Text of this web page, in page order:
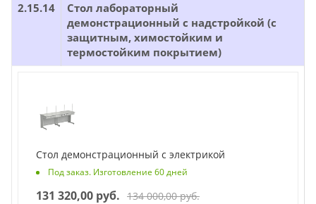
2.15.14
Стол лабораторный
демонстрационный с надстройкой (с
защитным, химостойким и
термостойким покрытием)
Стол демонстрационный с электрикой
Под заказ. Изготовление 60 дней
131 320,00 руб. 134 000,00 руб.